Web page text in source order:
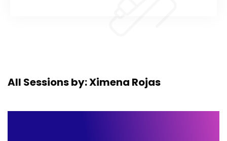
All Sessions by: Ximena Rojas